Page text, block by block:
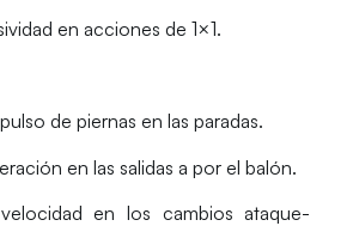
en acciones de 1×1.
de piernas en las paradas.
en las salidas a por el balón.
en los cambios ataque-